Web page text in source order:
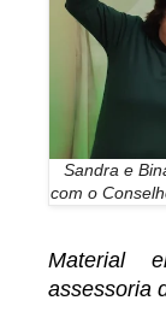
Sandra e
com o
Material
assessoria